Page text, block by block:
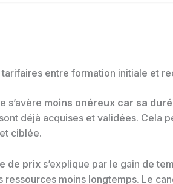
entre formation initiale et
s’avère moins onéreux car sa
déjà acquises et validées. Cela
ciblée.
de prix s’explique par le gain de
ressources moins longtemps. Le